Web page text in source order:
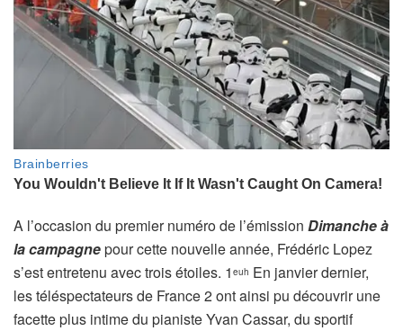
A l’occasion du premier numéro de l’émission Dimanche à
la campagnepour cette nouvelle année, Frédéric Lopez
s’est entretenu avec trois étoiles. 1 euh En janvier dernier,
les téléspectateurs de France 2 ont ainsi pu découvrir une
facette plus intime du pianiste Yvan Cassar, du sportif